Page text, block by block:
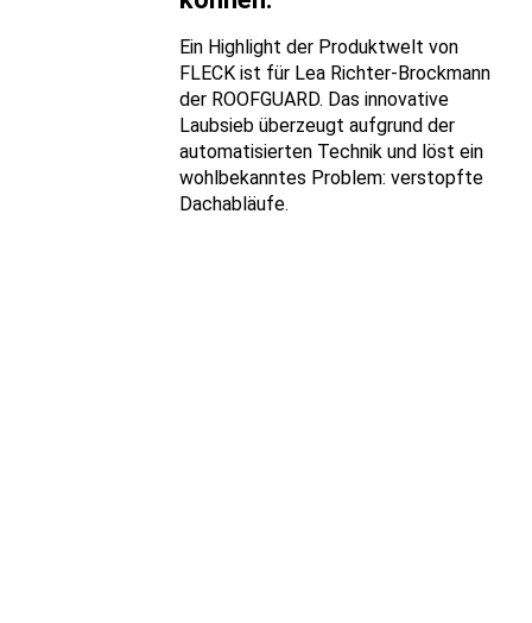
Ein Highlight der Produktwelt von
FLECK ist für Lea Richter-Brockmann
der ROOFGUARD. Das innovative
Laubsieb überzeugt aufgrund der
automatisierten Technik und löst ein
wohlbekanntes Problem: verstopfte
Dachabläufe.